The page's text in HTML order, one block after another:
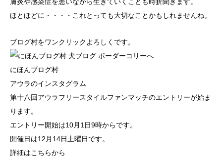
ほとほどに・・・・これとっても大切なことかもしれませんね。
ブログ村をワンクリックよろしくです。
にほんブログ村
アウラのインスタグラム
第十八回アウラフリースタイルファンマッチのエントリーが始ま
ります。
エントリー開始は10月1日9時からです。
開催日は12月14日土曜日です。
詳細はこちらから